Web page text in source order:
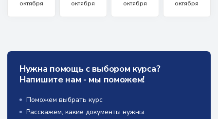
октября октября октября октября
Нужна помощь с выбором курса?
Напишите нам - мы поможем!
Поможем выбрать курс
Расскажем, какие документы нужны